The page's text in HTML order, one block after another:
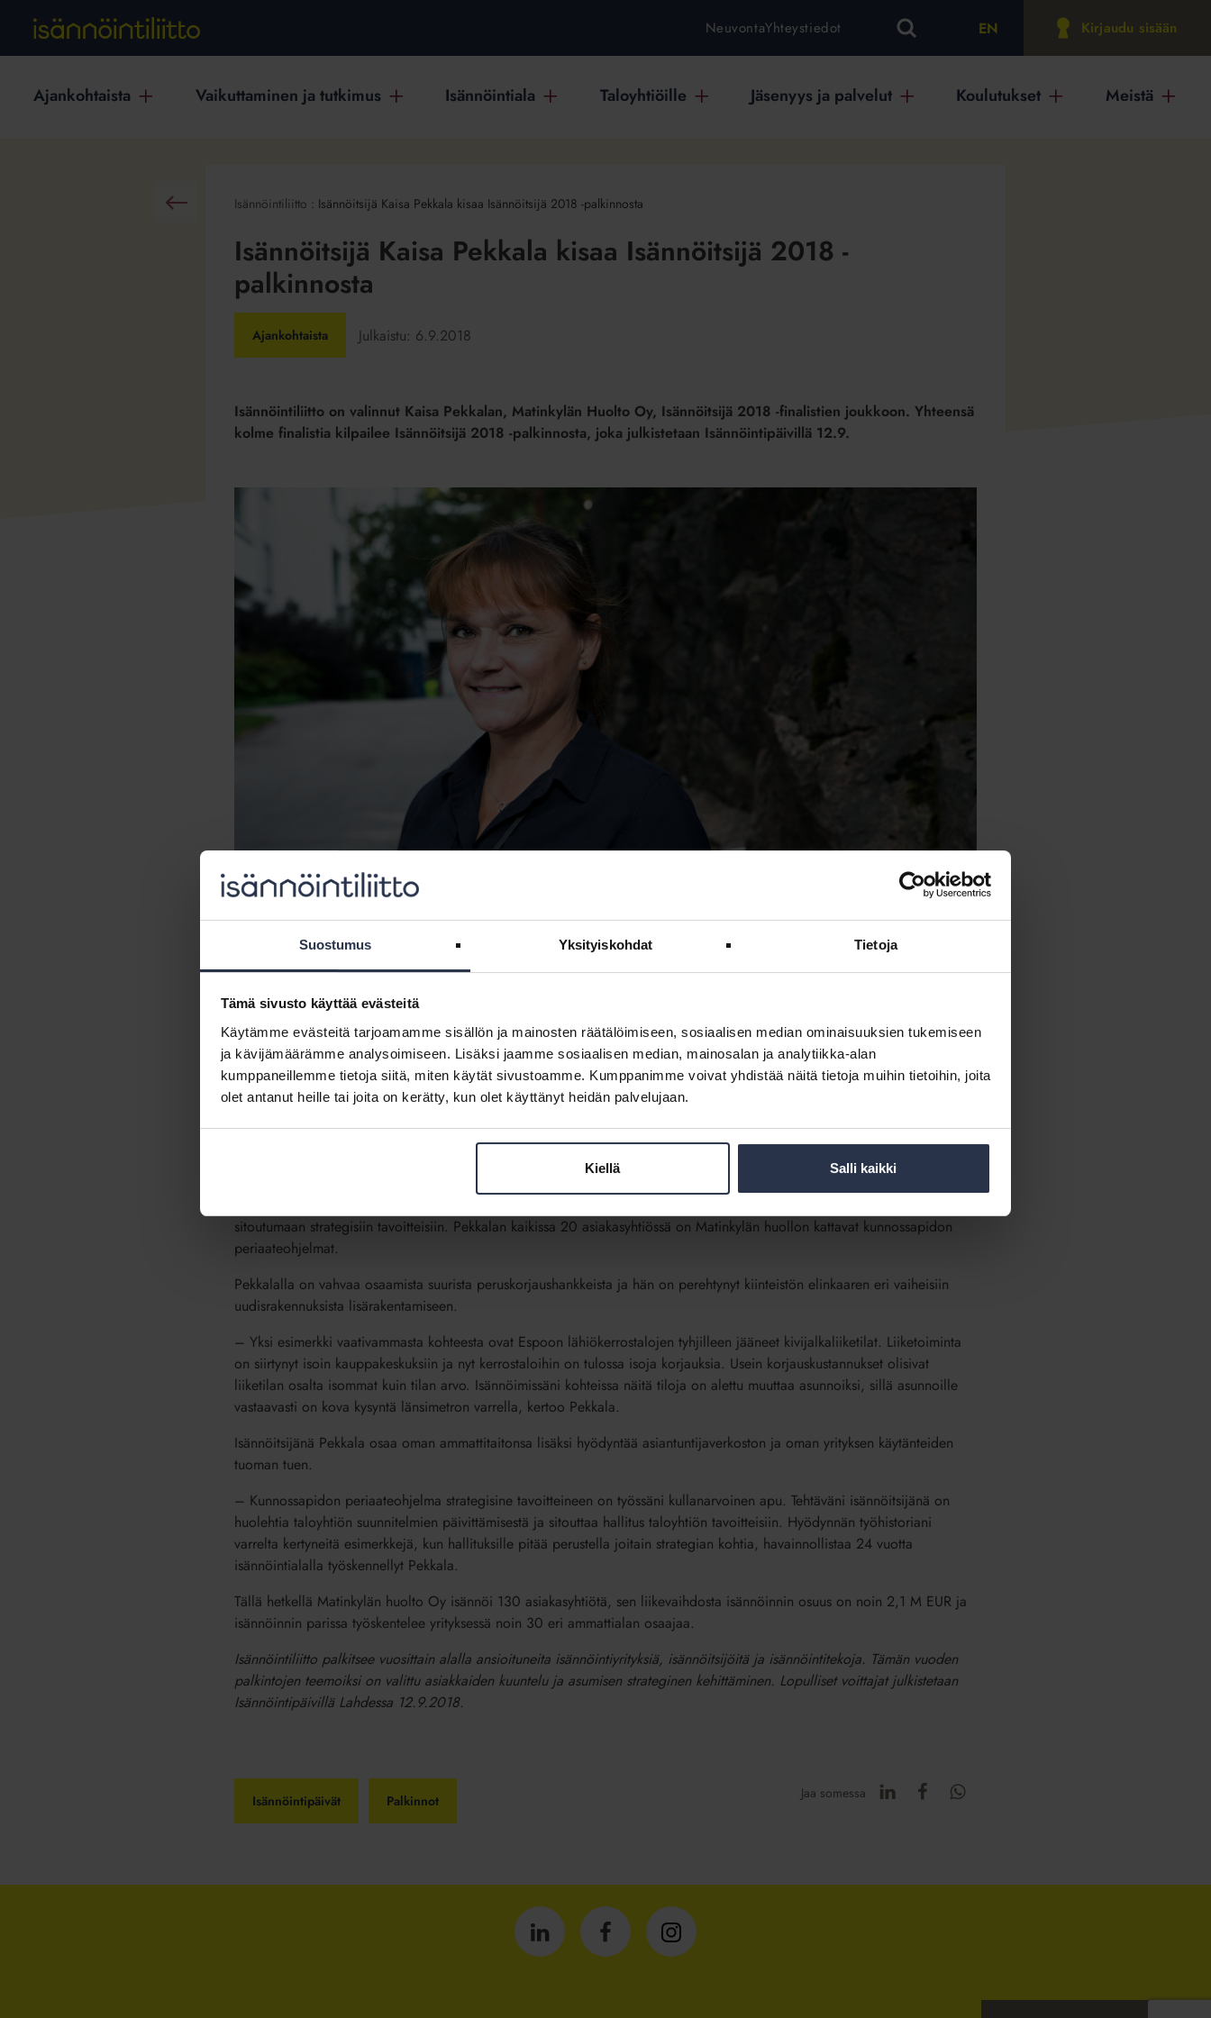
Suostumus Yksityiskohdat Tietoja
Tämä sivusto käyttää evästeitä
Käytämme evästeitä tarjoamamme sisällön ja mainosten räätälöimiseen, sosiaalisen median ominaisuuksien tukemiseen
ja kävijämäärämme analysoimiseen. Lisäksi jaamme sosiaalisen median, mainosalan ja analytiikka-alan
kumppaneillemme tietoja siitä, miten käytät sivustoamme. Kumppanimme voivat yhdistää näitä tietoja muihin tietoihin, joita
olet antanut heille tai joita on kerätty, kun olet käyttänyt heidän palvelujaan.
Kiellä Salli kaikki
NeuvontaYhteystiedot EN Kirjaudu sisään
Ajankohtaista Vaikuttaminen ja tutkimus Isännöintiala Taloyhtiöille Jäsenyys ja palvelut Koulutukset Meistä
Takaisin Isännöintiliitto : Isännöitsijä Kaisa Pekkala kisaa Isännöitsijä 2018 -palkinnosta
Isännöitsijä Kaisa Pekkala kisaa Isännöitsijä 2018 -
palkinnosta
Ajankohtaista Julkaistu: 6.9.2018
Isännöintiliitto on valinnut Kaisa Pekkalan, Matinkylän Huolto Oy, Isännöitsijä 2018 -finalistien joukkoon. Yhteensä
kolme finalistia kilpailee Isännöitsijä 2018 -palkinnosta, joka julkistetaan Isännöintipäivillä 12.9.
Isännöitsijä Kaisa Pekkala Asunto Oy Herttalaxin edessä Espoossa. Kuva: Anne Vatén.
Kaisa Pekkalalle isännöintityössä sujuva vuorovaikutus on isännöintityön ja hankkeiden loppuunsaattamisen kulmakivi.
Asiakkaat ovat mittauksien mukaan tyytyväisiä isännöitsijäänsä ja Pekkalan pisimmät asiakassuhteet ovat kestäneet
parisenkymmentä vuotta.
– Isännöitsijän kannattaa luoda taloon yhteisöllisyyttä, sillä kun ihmiset saadaan kommunikoimaan keskenään, myös
varsinainen päätöksenteko helpottuu, kertoo Pekkala, joka mielellään kannustaa asiakkaita esimerkiksi järjestämään talkoita.
sitoutumaan strategisiin tavoitteisiin. Pekkalan kaikissa 20 asiakasyhtiössä on Matinkylän huollon kattavat kunnossapidon
periaateohjelmat.
Pekkalalla on vahvaa osaamista suurista peruskorjaushankkeista ja hän on perehtynyt kiinteistön elinkaaren eri vaiheisiin
uudisrakennuksista lisärakentamiseen.
– Yksi esimerkki vaativammasta kohteesta ovat Espoon lähiökerrostalojen tyhjilleen jääneet kivijalkaliiketilat. Liiketoiminta
on siirtynyt isoin kauppakeskuksiin ja nyt kerrostaloihin on tulossa isoja korjauksia. Usein korjauskustannukset olisivat
liiketilan osalta isommat kuin tilan arvo. Isännöimissäni kohteissa näitä tiloja on alettu muuttaa asunnoiksi, sillä asunnoille
vastaavasti on kova kysyntä länsimetron varrella, kertoo Pekkala.
Isännöitsijänä Pekkala osaa oman ammattitaitonsa lisäksi hyödyntää asiantuntijaverkoston ja oman yrityksen käytänteiden
tuoman tuen.
– Kunnossapidon periaateohjelma strategisine tavoitteineen on työssäni kullanarvoinen apu. Tehtäväni isännöitsijänä on
huolehtia taloyhtiön suunnitelmien päivittämisestä ja sitouttaa hallitus taloyhtiön tavoitteisiin. Hyödynnän työhistoriani
varrelta kertyneitä esimerkkejä, kun hallituksille pitää perustella joitain strategian kohtia, havainnollistaa 24 vuotta
isännöintialalla työskennellyt Pekkala.
Tällä hetkellä Matinkylän huolto Oy isännöi 130 asiakasyhtiötä, sen liikevaihdosta isännöinnin osuus on noin 2,1 M EUR ja
isännöinnin parissa työskentelee yrityksessä noin 30 eri ammattialan osaajaa.
Isännöintiliitto palkitsee vuosittain alalla ansioituneita isännöintiyrityksiä, isännöitsijöitä ja isännöintitekoja. Tämän vuoden
palkintojen teemoiksi on valittu asiakkaiden kuuntelu ja asumisen strateginen kehittäminen. Lopulliset voittajat julkistetaan
Isännöintipäivillä Lahdessa 12.9.2018.
Isännöintipäivät Palkinnot Jaa somessa
IsännöintiliittoIsännöintiliittoIsännöintiliitto